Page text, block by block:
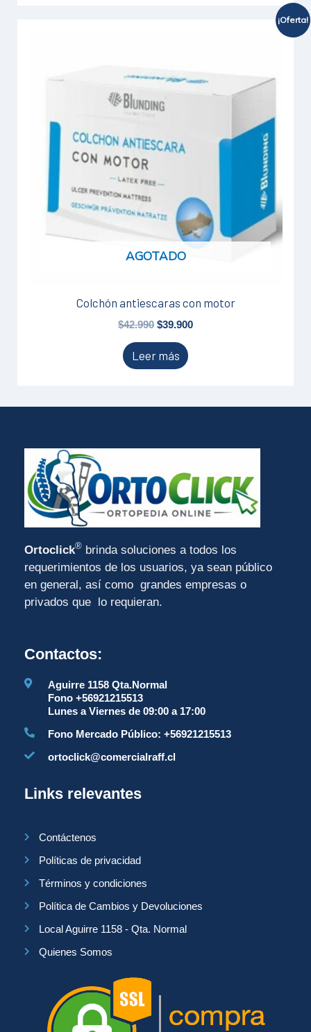
¡Oferta!
AGOTADO
Colchón antiescaras con motor
$42.990
era:
$39.900
Leer más
Ortoclick® brinda soluciones a todos los
requerimientos de los usuarios, ya sean público
en general, así como grandes empresas o
privados que lo requieran.
Contactos:
Aguirre 1158 Qta.Normal
Fono +56921215513
Lunes a Viernes de 09:00 a 17:00
Fono Mercado Público: +56921215513
ortoclick@comercialraff.cl
Links relevantes
Contáctenos
Políticas de privacidad
Términos y condiciones
Política de Cambios y Devoluciones
Local Aguirre 1158 - Qta. Normal
Quienes Somos